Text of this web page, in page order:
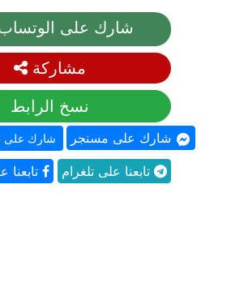
شارك على
مشاركة
نسخ الرابط
شارك على شارك على مسنجر
تابعنا على تلغرام